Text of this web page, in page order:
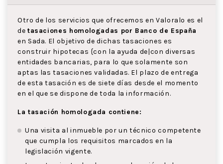
Otro de los servicios que ofrecemos en Valoralo es el
de tasaciones homologadas por Banco de España
en Sada. El objetivo de dichas tasaciones es
construir hipotecas {con la ayuda de|con diversas
entidades bancarias, para lo que solamente son
aptas las tasaciones validadas. El plazo de entrega
de esta tasación es de siete días desde el momento
en el que se dispone de toda la información.
La tasación homologada contiene:
Una visita al inmueble por un técnico competente
que cumpla los requisitos marcados en la
legislación vigente.